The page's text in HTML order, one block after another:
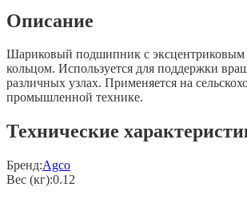
Описание
Шариковый подшипник с
кольцом. Используется для поддержки
различных узлах. Применяется на
промышленной технике.
Технические
Бренд:Agco
Вес (кг):0.12